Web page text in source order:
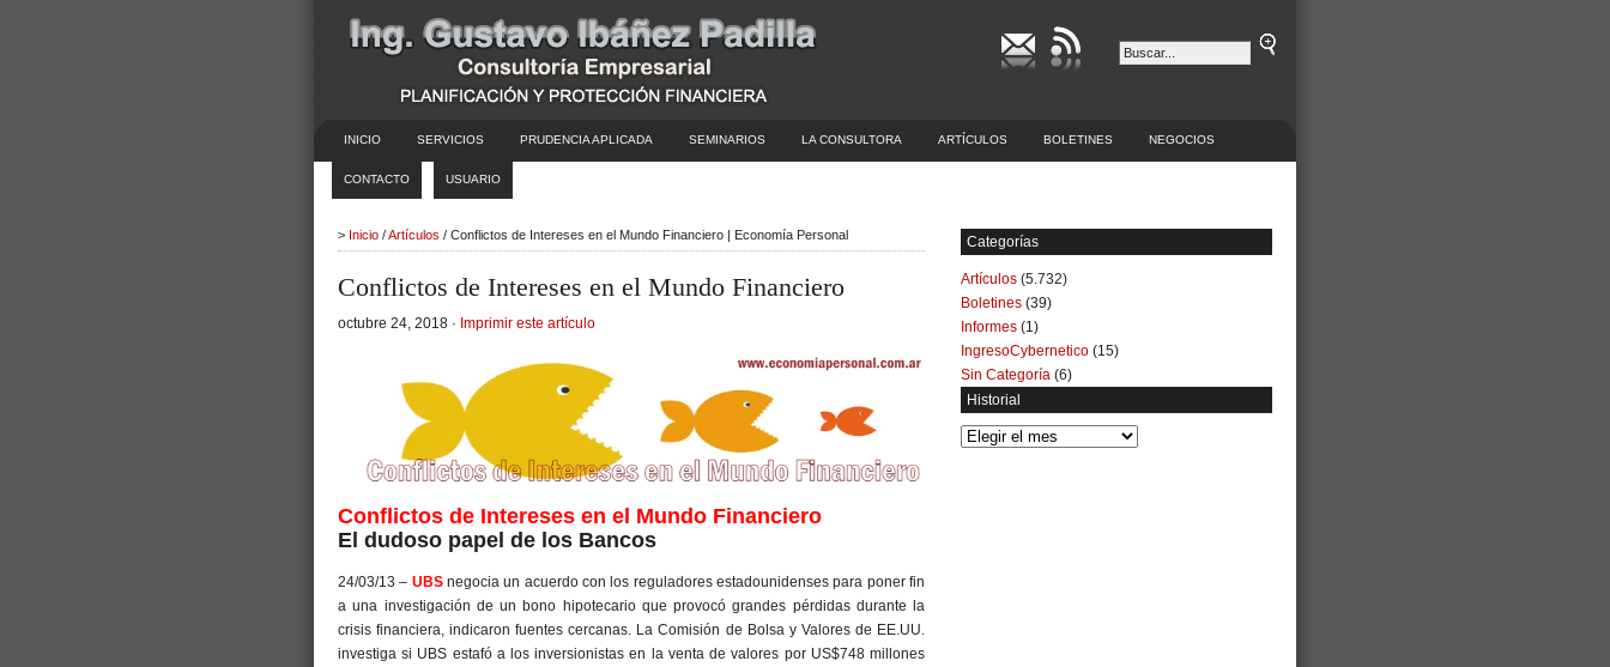
INICIO SERVICIOS PRUDENCIA APLICADA SEMINARIOS LA CONSULTORA ARTÍCULOS BOLETINES NEGOCIOS
CONTACTO USUARIO
> Inicio /Artículos / Conflictos de Intereses en el Mundo Financiero | Economía Personal
Conflictos de Intereses en el Mundo Financiero
octubre 24, 2018 · Imprimir este artículo
Conflictos de Intereses en el Mundo Financiero
El dudoso papel de los Bancos
24/03/13 – UBSnegocia un acuerdo con los reguladores estadounidenses para poner fin
a una investigación de un bono hipotecario que provocó grandes pérdidas durante la
crisis financiera, indicaron fuentes cercanas. La Comisión de Bolsa y Valores de EE.UU.
investiga si UBS estafó a los inversionistas en la venta de valores por US$748 millones
Categorías
Artículos (5.732)
Boletines (39)
Informes (1)
IngresoCybernetico (15)
Sin Categoría (6)
Historial
Historial